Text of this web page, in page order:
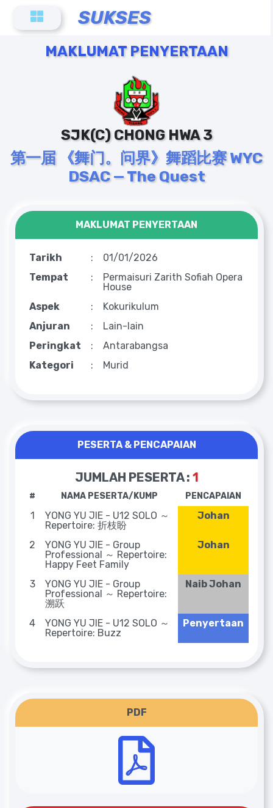
SUKSES
MAKLUMAT PENYERTAAN
SJK(C) CHONG HWA 3
第一届 《舞门。问界》舞蹈比赛 WYC
DSAC — The Quest
MAKLUMAT PENYERTAAN
Tarikh :
01/01/2026
Tempat
:
Permaisuri Zarith Sofiah Opera
House
Aspek
:
Kokurikulum
Anjuran
:
Lain-lain
Peringkat
:
Antarabangsa
Kategori
: Murid
PESERTA & PENCAPAIAN
JUMLAH PESERTA : 1
# NAMA PESERTA/KUMP PENCAPAIAN
1
YONG YU JIE - U12 SOLO ～
Repertoire: 折枝盼
Johan
2
YONG YU JIE - Group
Professional ～ Repertoire:
Happy Feet Family
Johan
3
YONG YU JIE - Group
Professional ～ Repertoire:
溯跃
Naib Johan
4
YONG YU JIE - U12 SOLO ～
Repertoire: Buzz
Penyertaan
PDF